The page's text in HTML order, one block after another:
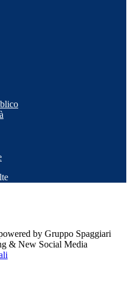
by Gruppo Spaggiari
& New Social Media